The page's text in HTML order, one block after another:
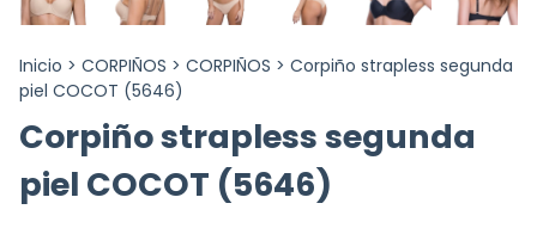
Inicio > CORPIÑOS > CORPIÑOS > Corpiño strapless segunda
piel COCOT (5646)
Corpiño strapless segunda
piel COCOT (5646)